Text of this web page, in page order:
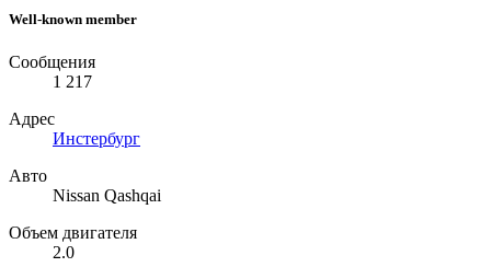
Well-known member
Сообщения
1 217
Адрес
Инстербург
Авто
Nissan Qashqai
Объем двигателя
2.0